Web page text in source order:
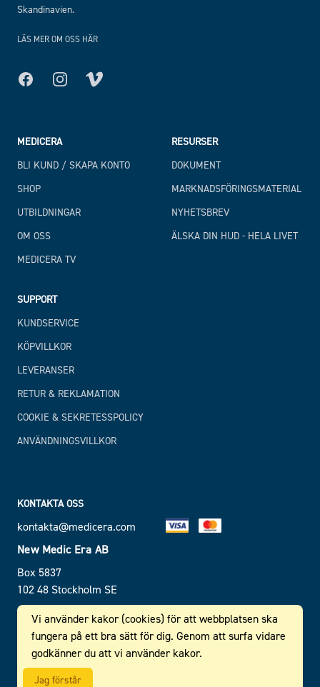
Vi använder kakor (cookies) för att webbplatsen ska
fungera på ett bra sätt för dig. Genom att surfa vidare
godkänner du att vi använder kakor.
Jag förstår
Skandinavien.
LÄS MER OM OSS HÄR
FacebookInstagram
MEDICERA
BLI KUND / SKAPA KONTO
SHOP
UTBILDNINGAR
OM OSS
MEDICERA TV
RESURSER
DOKUMENT
MARKNADSFÖRINGSMATERIAL
NYHETSBREV
ÄLSKA DIN HUD - HELA LIVET
SUPPORT
KUNDSERVICE
KÖPVILLKOR
LEVERANSER
RETUR & REKLAMATION
COOKIE & SEKRETESSPOLICY
ANVÄNDNINGSVILLKOR
KONTAKTA OSS
kontakta@medicera.com
New Medic Era AB
Box 5837
102 48 Stockholm SE
SE 556 610 464 101
© 2026 New Medic Era AB. All rights reserved.